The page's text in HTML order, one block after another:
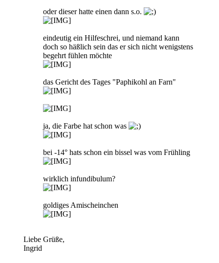
oder dieser hatte einen dann s.o.
eindeutig ein Hilfeschrei, und niemand kann
doch so häßlich sein das er sich nicht wenigstens
begehrt fühlen möchte
das Gericht des Tages "Paphikohl an Farn"
ja, die Farbe hat schon was
bei -14° hats schon ein bissel was vom Frühling
wirklich infundibulum?
goldiges Amischeinchen
Liebe Grüße,
Ingrid